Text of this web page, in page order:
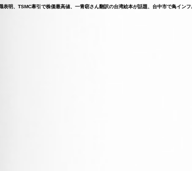
明、TSMC牽引で株価最高値、一青窈さん翻訳の台湾絵本が話題、台中市で鳥イン